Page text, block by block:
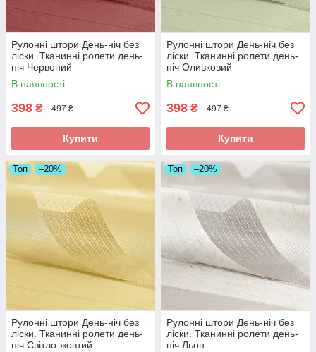
Рулонні штори День-ніч без
ліски. Тканинні ролети день-
ніч Червоний
В наявності
398 ₴ 497 ₴
Купити
Рулонні штори День-ніч без
ліски. Тканинні ролети день-
ніч Оливковий
В наявності
398 ₴ 497 ₴
Купити
Топ –20%
Рулонні штори День-ніч без
ліски. Тканинні ролети день-
ніч Світло-жовтий
Топ –20%
Рулонні штори День-ніч без
ліски. Тканинні ролети день-
ніч Льон